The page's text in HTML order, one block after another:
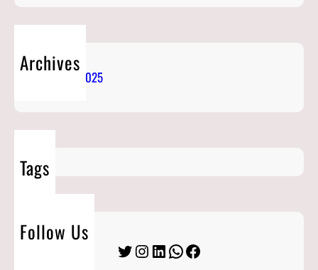
Archives
Octubre 2025
Tags
Follow Us
Twitter Instagram LinkedIn WhatsApp Facebook